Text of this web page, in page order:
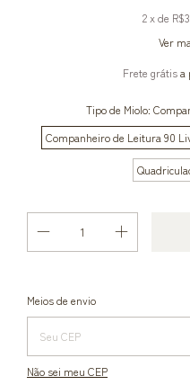
2 x de
Ver
Frete grátisa
Tipo de Miolo:
Companheiro de Leitura 90
Entregas para o CEP:
Meios de envio
Não sei meu CEP